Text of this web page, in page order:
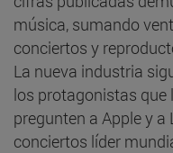
música, sumando
conciertos y
La nueva industria
los protagonistas que
pregunten a Apple y
conciertos líder